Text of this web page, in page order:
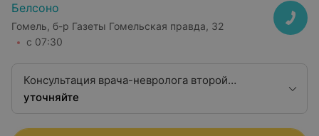
Белсоно
Гомель, б-р Газеты Гомельская правда, 32
с 07:30
Консультация врача-невролога второй
квалификационной категории
уточняйте